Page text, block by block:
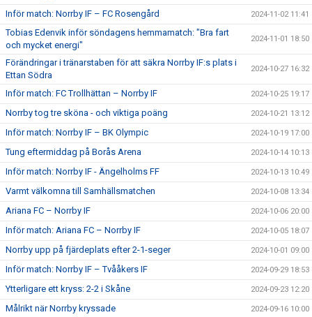
Inför match: Norrby IF – FC Rosengård 2024-11-02 11:41
Tobias Edenvik inför söndagens hemmamatch: "Bra fart
och mycket energi"
2024-11-01 18:50
Förändringar i tränarstaben för att säkra Norrby IF:s plats i
Ettan Södra
2024-10-27 16:32
Inför match: FC Trollhättan – Norrby IF 2024-10-25 19:17
Norrby tog tre sköna - och viktiga poäng 2024-10-21 13:12
Inför match: Norrby IF – BK Olympic 2024-10-19 17:00
Tung eftermiddag på Borås Arena 2024-10-14 10:13
Inför match: Norrby IF - Ängelholms FF 2024-10-13 10:49
Varmt välkomna till Samhällsmatchen 2024-10-08 13:34
Ariana FC – Norrby IF 2024-10-06 20:00
Inför match: Ariana FC – Norrby IF 2024-10-05 18:07
Norrby upp på fjärdeplats efter 2-1-seger 2024-10-01 09:00
Inför match: Norrby IF – Tvååkers IF 2024-09-29 18:53
Ytterligare ett kryss: 2-2 i Skåne 2024-09-23 12:20
Målrikt när Norrby kryssade 2024-09-16 10:00